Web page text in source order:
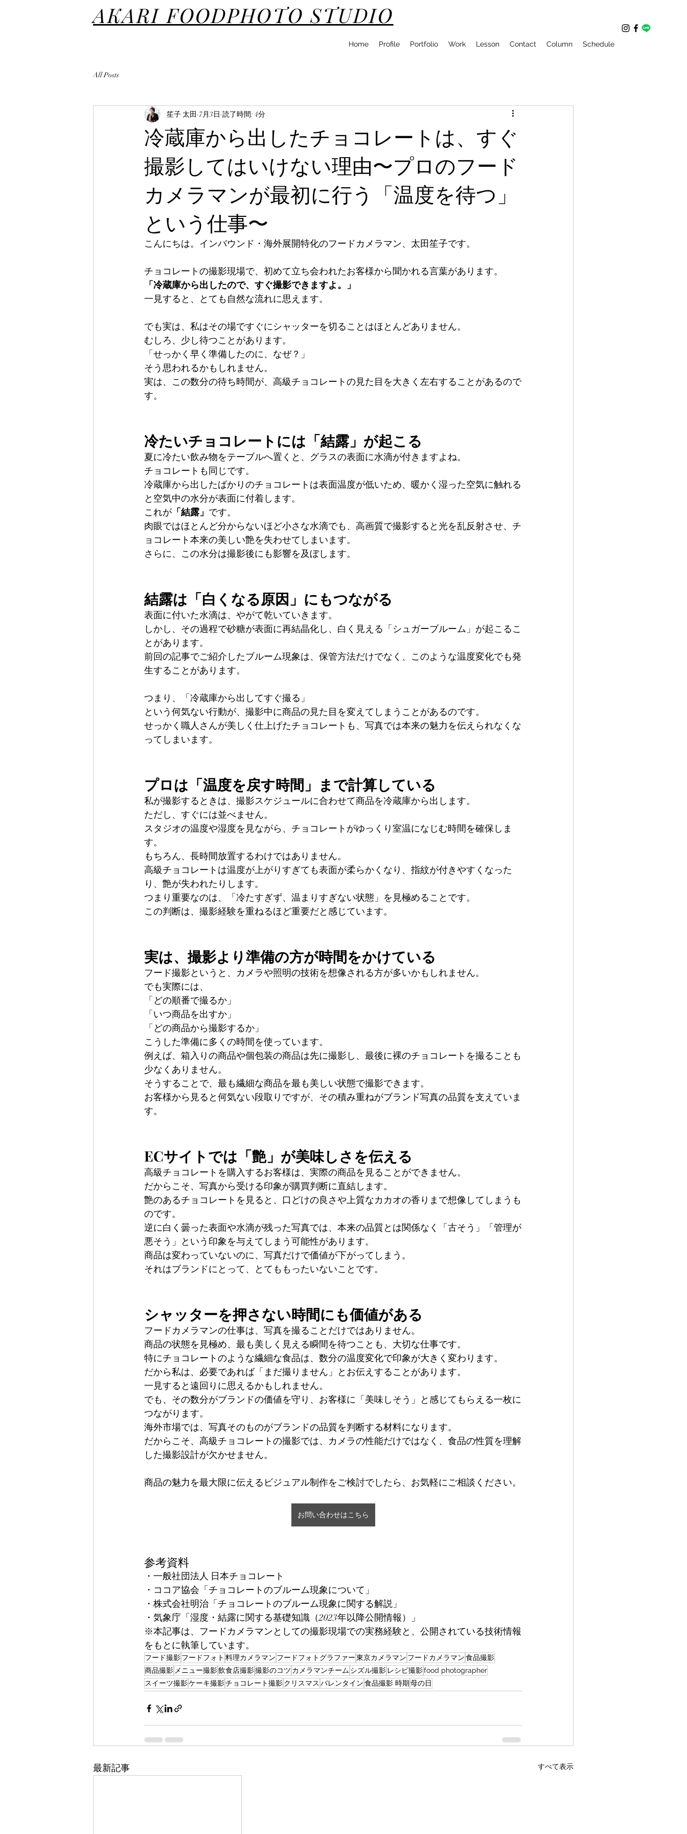
AKARI FOODPHOTO STUDIO
Home Profile Portfolio Work Lesson Contact Column Schedule
All Posts
冷蔵庫から出したチョコレートは、すぐ
撮影してはいけない理由〜プロのフード
カメラマンが最初に行う「温度を待つ」
という仕事〜
笙子 太田 7月3日 読了時間: 4分
こんにちは。インバウンド・海外展開特化のフードカメラマン、太田笙子です。
チョコレートの撮影現場で、初めて立ち会われたお客様から聞かれる言葉があります。
「冷蔵庫から出したので、すぐ撮影できますよ。」
一見すると、とても自然な流れに思えます。
でも実は、私はその場ですぐにシャッターを切ることはほとんどありません。
むしろ、少し待つことがあります。
「せっかく早く準備したのに、なぜ？」
そう思われるかもしれません。
実は、この数分の待ち時間が、高級チョコレートの見た目を大きく左右することがあるので
す。
冷たいチョコレートには「結露」が起こる
夏に冷たい飲み物をテーブルへ置くと、グラスの表面に水滴が付きますよね。
チョコレートも同じです。
冷蔵庫から出したばかりのチョコレートは表面温度が低いため、暖かく湿った空気に触れる
と空気中の水分が表面に付着します。
これが 「結露」 です。
肉眼ではほとんど分からないほど小さな水滴でも、高画質で撮影すると光を乱反射させ、チ
ョコレート本来の美しい艶を失わせてしまいます。
さらに、この水分は撮影後にも影響を及ぼします。
結露は「白くなる原因」にもつながる
表面に付いた水滴は、やがて乾いていきます。
しかし、その過程で砂糖が表面に再結晶化し、白く見える「シュガーブルーム」が起こるこ
とがあります。
前回の記事でご紹介したブルーム現象は、保管方法だけでなく、このような温度変化でも発
生することがあります。
つまり、「冷蔵庫から出してすぐ撮る」
という何気ない行動が、撮影中に商品の見た目を変えてしまうことがあるのです。
せっかく職人さんが美しく仕上げたチョコレートも、写真では本来の魅力を伝えられなくな
ってしまいます。
プロは「温度を戻す時間」まで計算している
私が撮影するときは、撮影スケジュールに合わせて商品を冷蔵庫から出します。
ただし、すぐには並べません。
スタジオの温度や湿度を見ながら、チョコレートがゆっくり室温になじむ時間を確保しま
す。
もちろん、長時間放置するわけではありません。
高級チョコレートは温度が上がりすぎても表面が柔らかくなり、指紋が付きやすくなった
り、艶が失われたりします。
つまり重要なのは、「冷たすぎず、温まりすぎない状態」を見極めることです。
この判断は、撮影経験を重ねるほど重要だと感じています。
実は、撮影より準備の方が時間をかけている
フード撮影というと、カメラや照明の技術を想像される方が多いかもしれません。
でも実際には、
「どの順番で撮るか」
「いつ商品を出すか」
「どの商品から撮影するか」
こうした準備に多くの時間を使っています。
例えば、箱入りの商品や個包装の商品は先に撮影し、最後に裸のチョコレートを撮ることも
少なくありません。
そうすることで、最も繊細な商品を最も美しい状態で撮影できます。
お客様から見ると何気ない段取りですが、その積み重ねがブランド写真の品質を支えていま
す。
ECサイトでは「艶」が美味しさを伝える
高級チョコレートを購入するお客様は、実際の商品を見ることができません。
だからこそ、写真から受ける印象が購買判断に直結します。
艶のあるチョコレートを見ると、口どけの良さや上質なカカオの香りまで想像してしまうも
のです。
逆に白く曇った表面や水滴が残った写真では、本来の品質とは関係なく「古そう」「管理が
悪そう」という印象を与えてしまう可能性があります。
商品は変わっていないのに、写真だけで価値が下がってしまう。
それはブランドにとって、とてももったいないことです。
シャッターを押さない時間にも価値がある
フードカメラマンの仕事は、写真を撮ることだけではありません。
商品の状態を見極め、最も美しく見える瞬間を待つことも、大切な仕事です。
特にチョコレートのような繊細な食品は、数分の温度変化で印象が大きく変わります。
だから私は、必要であれば「まだ撮りません」とお伝えすることがあります。
一見すると遠回りに思えるかもしれません。
でも、その数分がブランドの価値を守り、お客様に「美味しそう」と感じてもらえる一枚に
つながります。
海外市場では、写真そのものがブランドの品質を判断する材料になります。
だからこそ、高級チョコレートの撮影では、カメラの性能だけではなく、食品の性質を理解
した撮影設計が欠かせません。
商品の魅力を最大限に伝えるビジュアル制作をご検討でしたら、お気軽にご相談ください。
お問い合わせはこちら
参考資料
・一般社団法人 日本チョコレート
・ココア協会「チョコレートのブルーム現象について」
・株式会社明治「チョコレートのブルーム現象に関する解説」
・気象庁「湿度・結露に関する基礎知識（2023年以降公開情報）」
※本記事は、フードカメラマンとしての撮影現場での実務経験と、公開されている技術情報
をもとに執筆しています。
フード撮影フードフォト 料理カメラマン フードフォトグラファー東京カメラマン フードカメラマン食品撮影
商品撮影 メニュー撮影飲食店撮影撮影のコツ カメラマンチーム シズル撮影 レシピ撮影food photographer
スイーツ撮影ケーキ撮影チョコレート撮影クリスマス バレンタイン食品撮影 時期母の日
最新記事 すべて表示